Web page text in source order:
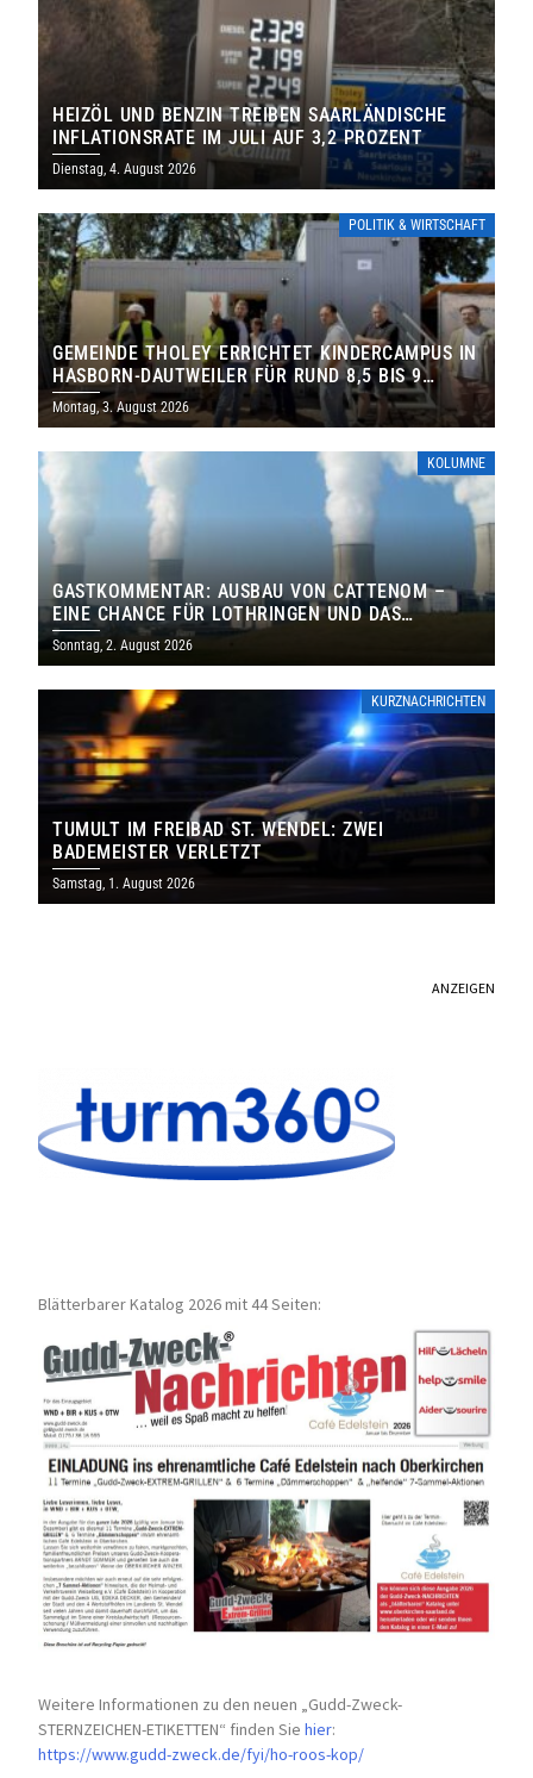
HEIZÖL UND BENZIN TREIBEN SAARLÄNDISCHE
INFLATIONSRATE IM JULI AUF 3,2 PROZENT
Dienstag, 4. August 2026
POLITIK & WIRTSCHAFT
GEMEINDE THOLEY ERRICHTET KINDERCAMPUS IN
HASBORN-DAUTWEILER FÜR RUND 8,5 BIS 9
MILLIONEN EURO
Montag, 3. August 2026
KOLUMNE
GASTKOMMENTAR: AUSBAU VON CATTENOM –
EINE CHANCE FÜR LOTHRINGEN UND DAS
SAARLAND
Sonntag, 2. August 2026
KURZNACHRICHTEN
TUMULT IM FREIBAD ST. WENDEL: ZWEI
BADEMEISTER VERLETZT
Samstag, 1. August 2026
ANZEIGEN
Blätterbarer Katalog 2026 mit 44 Seiten:
Weitere Informationen zu den neuen „Gudd-Zweck-
STERNZEICHEN-ETIKETTEN“ finden Siehier:
https://www.gudd-zweck.de/fyi/ho-roos-kop/